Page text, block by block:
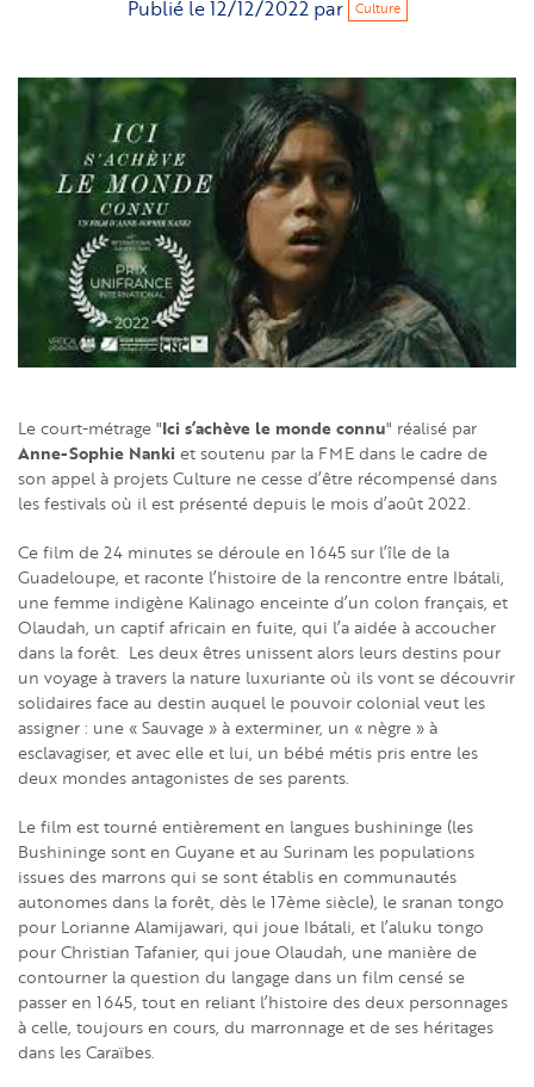
Publié le12/12/2022 par Culture
Le court-métrage "Ici s’achève le monde connu" réalisé par
Anne-Sophie Nanki et soutenu par la FME dans le cadre de
son appel à projets Culture ne cesse d’être récompensé dans
les festivals où il est présenté depuis le mois d’août 2022.
Ce film de 24 minutes se déroule en 1645 sur l’île de la
Guadeloupe, et raconte l’histoire de la rencontre entre Ibátali,
une femme indigène Kalinago enceinte d’un colon français, et
Olaudah, un captif africain en fuite, qui l’a aidée à accoucher
dans la forêt. Les deux êtres unissent alors leurs destins pour
un voyage à travers la nature luxuriante où ils vont se découvrir
solidaires face au destin auquel le pouvoir colonial veut les
assigner : une « Sauvage » à exterminer, un « nègre » à
esclavagiser, et avec elle et lui, un bébé métis pris entre les
deux mondes antagonistes de ses parents.
Le film est tourné entièrement en langues bushininge (les
Bushininge sont en Guyane et au Surinam les populations
issues des marrons qui se sont établis en communautés
autonomes dans la forêt, dès le 17ème siècle), le sranan tongo
pour Lorianne Alamijawari, qui joue Ibátali, et l’aluku tongo
pour Christian Tafanier, qui joue Olaudah, une manière de
contourner la question du langage dans un film censé se
passer en 1645, tout en reliant l’histoire des deux personnages
à celle, toujours en cours, du marronnage et de ses héritages
dans les Caraïbes.